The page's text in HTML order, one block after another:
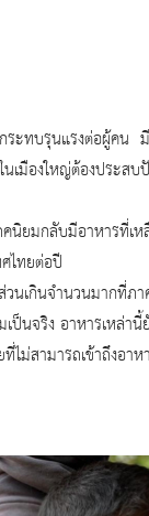
ะทบรุนแรงต่อผู้คน มี
เมืองใหญ่ต้องประสบ
นิยมกลับมีอาหารที่เ
ไทยต่อปี
วนเกินจำนวนมากที่ภา
ป็นจริง อาหารเหล่า
ไม่สามารถเข้าถึงอา